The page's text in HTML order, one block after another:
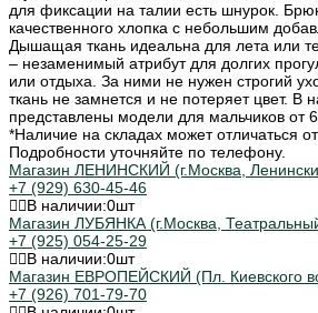
для фиксации на талии есть шнурок.
качественного хлопка с небольшим
Дышащая ткань идеальна для лета или
– незаменимый атрибут для долгих
или отдыха. За ними не нужен строгий
ткань не замнется и не потеряет цвет. В
представлены модели для мальчиков от
*Наличие на складах может отличаться
Подробности уточняйте по телефону.
Магазин ЛЕНИНСКИЙ (г.Москва,
+7 (929) 630-45-46
В наличии:0шт
Магазин ЛУБЯНКА (г.Москва,
+7 (925) 054-25-29
В наличии:0шт
Магазин ЕВРОПЕЙСКИЙ (Пл. Киевского
+7 (926) 701-79-70